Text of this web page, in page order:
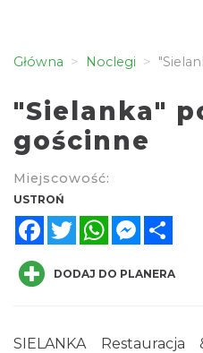
Główna Noclegi
"Sielanka"
gościnne
Miejscowość:
USTROŃ
FacebookTwitterWhatsApp
DODAJ DO PLANERA
SIELANKA